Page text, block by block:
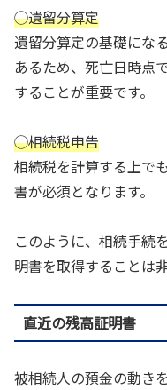
◯遺留分算定
遺留分算定の基礎にな
あるため、死亡日時点
することが重要です。
◯相続税申告
相続税を計算する上で
書が必須となります。
このように、相続手続
明書を取得することは
直近の残高証明書
被相続人の預金の動き